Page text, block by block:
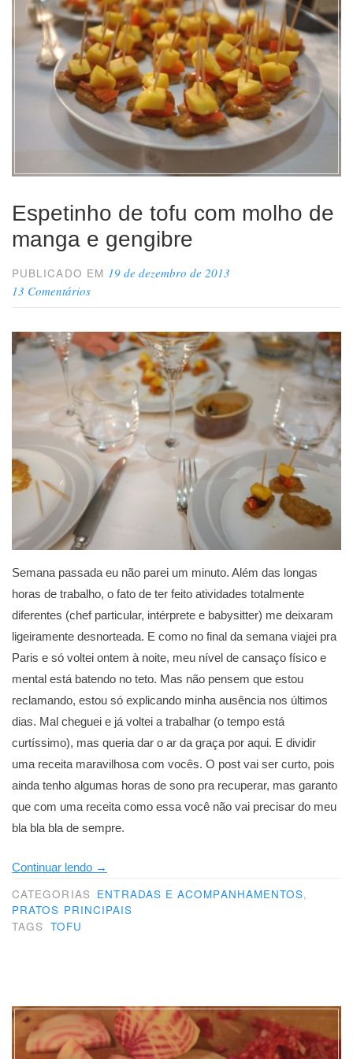
Espetinho de tofu com molho de
manga e gengibre
PUBLICADO EM 19 de dezembro de 2013
13 Comentários
Semana passada eu não parei um minuto. Além das longas
horas de trabalho, o fato de ter feito atividades totalmente
diferentes (chef particular, intérprete e babysitter) me deixaram
ligeiramente desnorteada. E como no final da semana viajei pra
Paris e só voltei ontem à noite, meu nível de cansaço físico e
mental está batendo no teto. Mas não pensem que estou
reclamando, estou só explicando minha ausência nos últimos
dias. Mal cheguei e já voltei a trabalhar (o tempo está
curtíssimo), mas queria dar o ar da graça por aqui. E dividir
uma receita maravilhosa com vocês. O post vai ser curto, pois
ainda tenho algumas horas de sono pra recuperar, mas garanto
que com uma receita como essa você não vai precisar do meu
bla bla bla de sempre.
Continuar lendo “Espetinho
de
tofu
gengibre”
→
CATEGORIAS ENTRADAS E ACOMPANHAMENTOS,
PRATOS PRINCIPAIS
TAGS TOFU